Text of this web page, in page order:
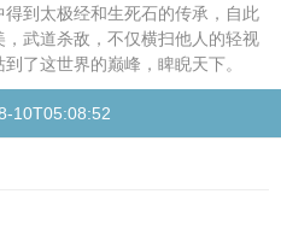
到太极经和生死石的传承，自此
武道杀敌，不仅横扫他人的轻视
了这世界的巅峰，睥睨天下。
10T05:08:52